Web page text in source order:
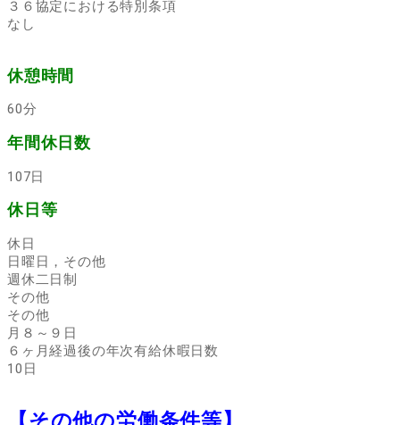
３６協定における特別条項
なし
休憩時間
60分
年間休日数
107日
休日等
休日
日曜日，その他
週休二日制
その他
その他
月８～９日
６ヶ月経過後の年次有給休暇日数
10日